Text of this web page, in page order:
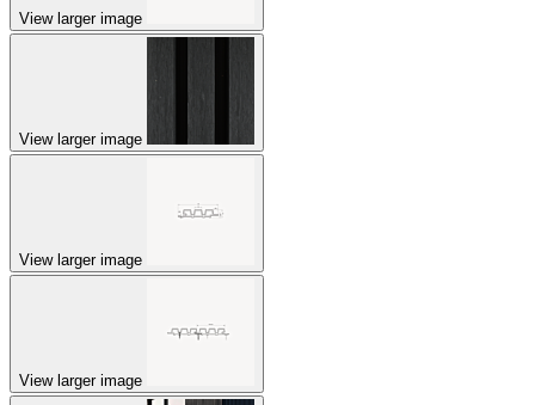
View larger image
View larger image
View larger image
View larger image